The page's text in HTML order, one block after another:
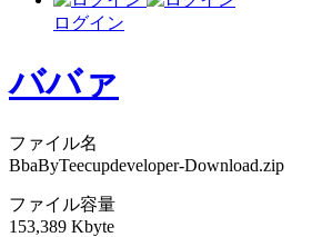
ログイン
ババァ
ファイル名
BbaByTeecupdeveloper-Download.zip
ファイル容量
153,389 Kbyte